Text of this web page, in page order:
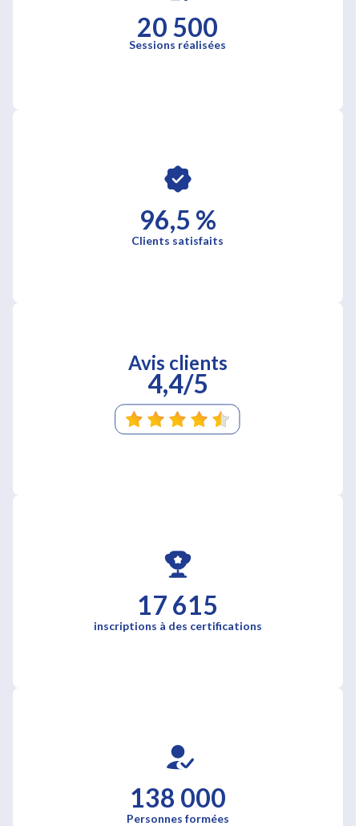
20 500
Sessions réalisées
96,5 %
Clients satisfaits
Avis clients
4,4/5
17 615
inscriptions à des certifications
138 000
Personnes formées